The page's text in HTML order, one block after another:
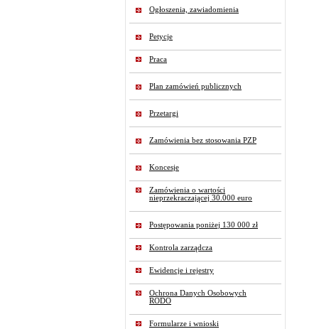
Ogłoszenia, zawiadomienia
Petycje
Praca
Plan zamówień publicznych
Przetargi
Zamówienia bez stosowania PZP
Koncesje
Zamówienia o wartości
nieprzekraczającej 30.000 euro
Postępowania poniżej 130 000 zł
Kontrola zarządcza
Ewidencje i rejestry
Ochrona Danych Osobowych
RODO
Formularze i wnioski